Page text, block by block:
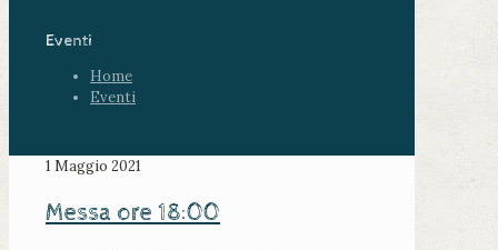
Eventi
Home
Eventi
1 Maggio 2021
Messa ore 18:00